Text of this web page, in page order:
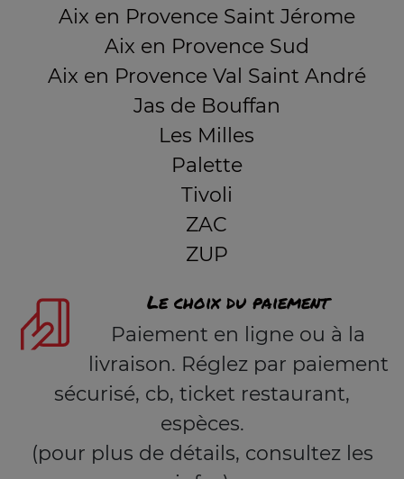
Aix en Provence Saint Jérome
Aix en Provence Sud
Aix en Provence Val Saint André
Jas de Bouffan
Les Milles
Palette
Tivoli
ZAC
ZUP
Le choix du paiement
Paiement en ligne ou à la
livraison. Réglez par paiement
sécurisé, cb, ticket restaurant,
espèces.
(pour plus de détails, consultez les